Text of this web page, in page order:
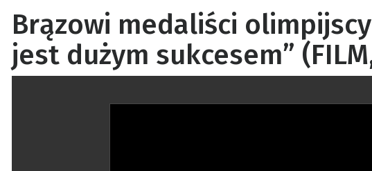
Brązowi medaliści
jest dużym sukcesem” (FILM,